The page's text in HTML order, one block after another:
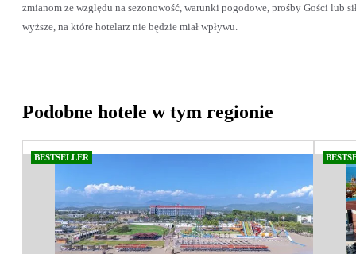
zmianom ze względu na sezonowość, warunki pogodowe, prośby Gości lub
wyższe, na które hotelarz nie będzie miał wpływu.
Podobne hotele w tym regionie
BESTSELLER